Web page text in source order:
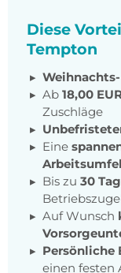
Diese
Tempton
Ab 18,00
Zuschläge
Eine
Bis zu 30
Auf Wunsch
Persönliche
einen festen